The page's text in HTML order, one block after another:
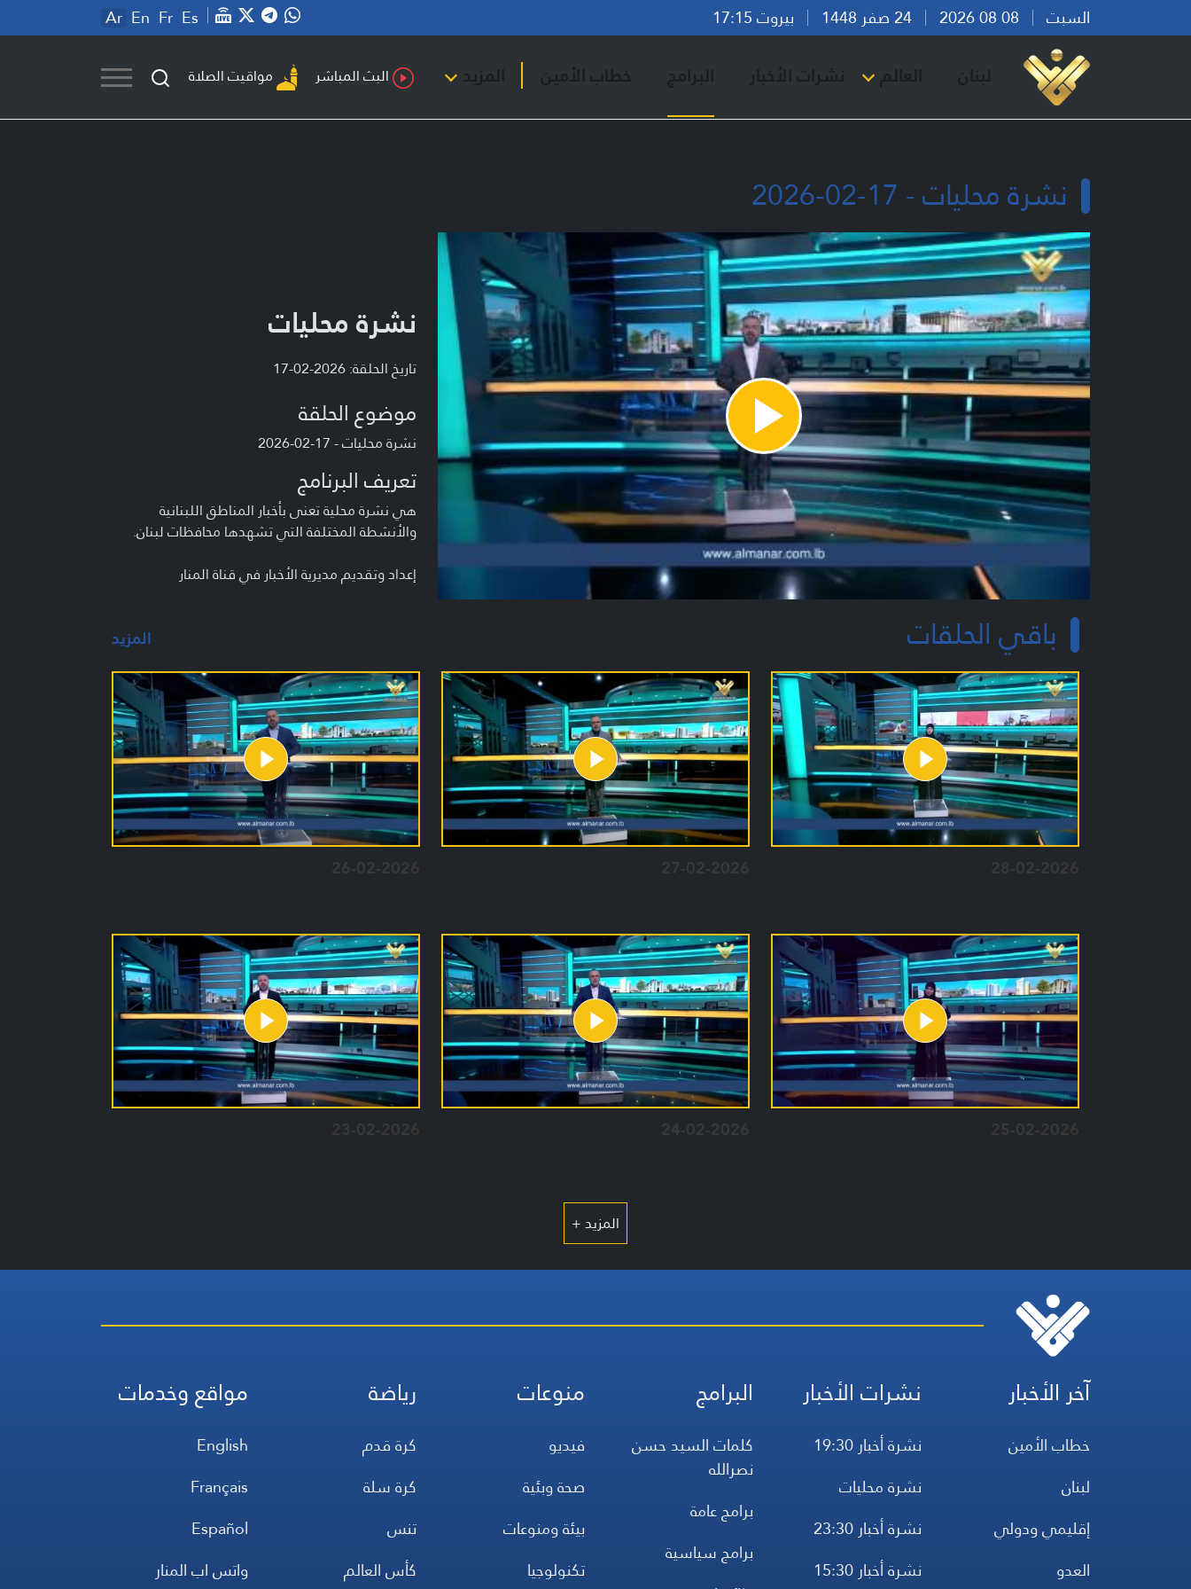
السبت بيروت 17:15 Ar En Fr Es
لبنان العالم نشرات الأخبار البرامج خطاب الأمين المزيد البث المباشر مواقيت الصلاة
نشرة محليات - 17-02-2026
Play
Video
نشرة محليات
تاريخ الحلقة: 2026-02-17
موضوع الحلقة
نشرة محليات - 17-02-2026
تعريف البرنامج
هي نشرة محلية تعنى بأخبار المناطق اللبنانية
والأنشطة المختلفة التي تشهدها محافظات لبنان.
إعداد وتقديم مديرية الأخبار في قناة المنار
باقي الحلقات المزيد
28-02-2026
27-02-2026
26-02-2026
25-02-2026
24-02-2026
23-02-2026
المزيد +
آخر الأخبار
خطاب الأمين
لبنان
إقليمي ودولي
العدو
نشرات الأخبار
نشرة أخبار 19:30
نشرة محليات
نشرة أخبار 23:30
نشرة أخبار 15:30
البرامج
كلمات السيد حسن
نصرالله
برامج عامة
برامج سياسية
منوعات
فيديو
صحة وبئية
بيئة ومنوعات
تكنولوجيا
رياضة
كرة قدم
كرة سلة
تنس
كأس العالم
مواقع وخدمات
English
Français
Español
واتس اب المنار